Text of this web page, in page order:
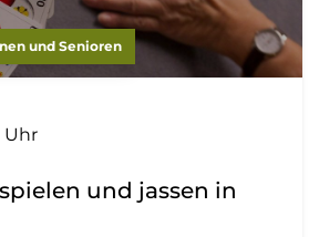
und Senioren
Uhr
und jassen in